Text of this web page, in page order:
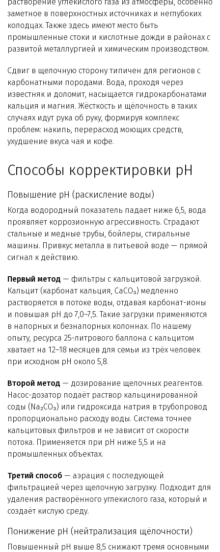
заметное в поверхностных источниках и неглубоких
колодцах. Также здесь имеют место быть
промышленные стоки и кислотные дожди в районах с
развитой металлургией и химическим производством.
Сдвиг в щелочную сторону типичен для регионов с
карбонатными породами. Вода, проходя через
известняк и доломит, насыщается гидрокарбонатами
кальция и магния. Жёсткость и щёлочность в таких
случаях идут рука об руку, формируя комплекс
проблем: накипь, перерасход моющих средств,
ухудшение вкуса чая и кофе.
Способы корректировки pH
Повышение pH (раскисление воды)
Когда водородный показатель падает ниже 6,5, вода
проявляет коррозионную агрессивность. Страдают
стальные и медные трубы, бойлеры, стиральные
машины. Привкус металла в питьевой воде — прямой
сигнал к действию.
Первый метод — фильтры с кальцитовой загрузкой.
Кальцит (карбонат кальция, CaCO₃) медленно
растворяется в потоке воды, отдавая карбонат-ионы
и повышая pH до 7,0–7,5. Такие загрузки применяются
в напорных и безнапорных колоннах. По нашему
опыту, ресурса 25-литрового баллона с кальцитом
хватает на 12–18 месяцев для семьи из трёх человек
при исходном pH около 5,8.
Второй метод — дозирование щелочных реагентов.
Насос-дозатор подаёт раствор кальцинированной
соды (Na₂CO₃) или гидроксида натрия в трубопровод
пропорционально расходу воды. Система точнее
кальцитовых фильтров и не зависит от скорости
потока. Применяется при pH ниже 5,5 и на
промышленных объектах.
Третий способ — аэрация с последующей
фильтрацией через щелочную загрузку. Подходит для
удаления растворённого углекислого газа, который и
создаёт кислую среду.
Понижение pH (нейтрализация щёлочности)
Повышенный pH выше 8,5 снижают тремя основными